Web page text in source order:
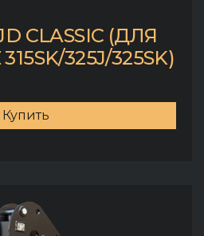
CLASSIC (ДЛЯ
325J/325SK)
Купить